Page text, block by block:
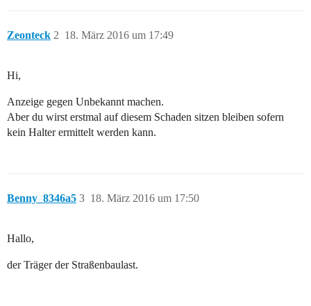
Zeonteck 18. März 2016 um 17:49
2
Hi,
Anzeige gegen Unbekannt machen.
Aber du wirst erstmal auf diesem Schaden sitzen bleiben sofern
kein Halter ermittelt werden kann.
Benny_8346a5 18. März 2016 um 17:50
3
Hallo,
der Träger der Straßenbaulast.